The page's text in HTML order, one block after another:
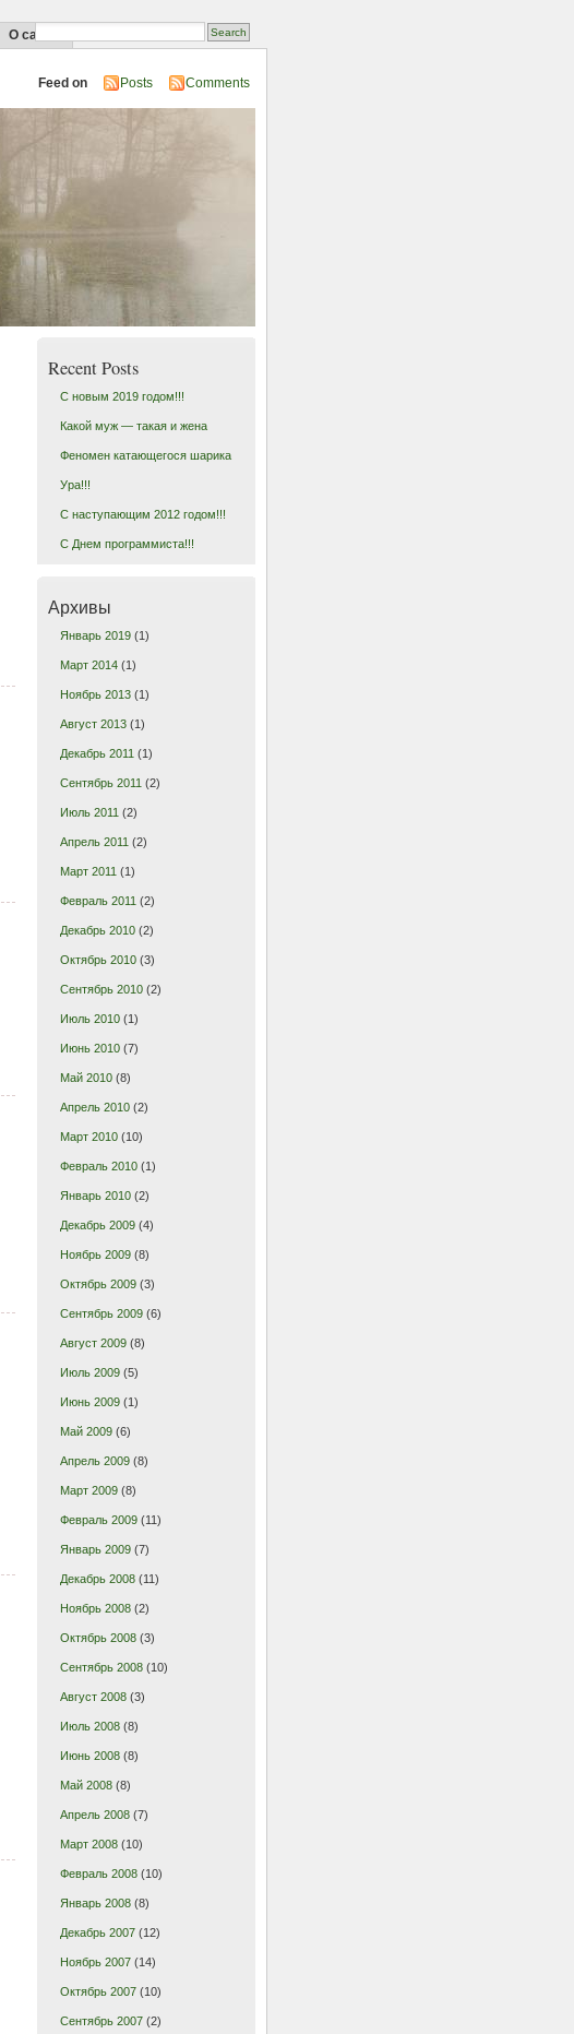
О сайте
Feed on Posts Comments
Recent Posts
С новым 2019 годом!!!
Какой муж — такая и жена
Феномен катающегося шарика
Ура!!!
C наступающим 2012 годом!!!
C Днем программиста!!!
Архивы
Январь 2019(1)
Март 2014(1)
Ноябрь 2013(1)
Август 2013(1)
Декабрь 2011 (1)
Сентябрь 2011 (2)
Июль 2011 (2)
Апрель 2011 (2)
Март 2011 (1)
Февраль 2011 (2)
Декабрь 2010(2)
Октябрь 2010(3)
Сентябрь 2010(2)
Июль 2010(1)
Июнь 2010(7)
Май 2010(8)
Апрель 2010(2)
Март 2010(10)
Февраль 2010(1)
Январь 2010(2)
Декабрь 2009(4)
Ноябрь 2009(8)
Октябрь 2009(3)
Сентябрь 2009(6)
Август 2009(8)
Июль 2009(5)
Июнь 2009(1)
Май 2009(6)
Апрель 2009(8)
Март 2009(8)
Февраль 2009(11)
Январь 2009(7)
Декабрь 2008(11)
Ноябрь 2008(2)
Октябрь 2008(3)
Сентябрь 2008(10)
Август 2008(3)
Июль 2008(8)
Июнь 2008(8)
Май 2008(8)
Апрель 2008(7)
Март 2008(10)
Февраль 2008(10)
Январь 2008(8)
Декабрь 2007(12)
Ноябрь 2007(14)
Октябрь 2007(10)
Сентябрь 2007(2)